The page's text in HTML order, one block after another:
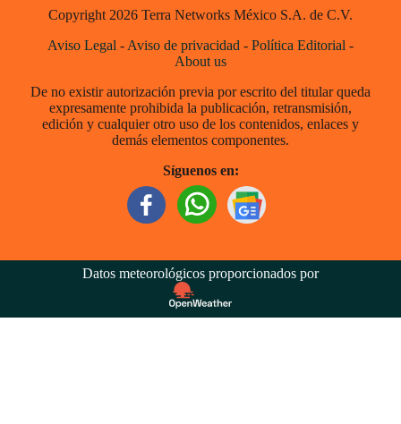
Copyright 2026 Terra Networks México S.A. de C.V.
Aviso Legal - Aviso de privacidad - Política Editorial -
About us
De no existir autorización previa por escrito del titular queda
expresamente prohibida la publicación, retransmisión,
edición y cualquier otro uso de los contenidos, enlaces y
demás elementos componentes.
Síguenos en:
Datos meteorológicos proporcionados por